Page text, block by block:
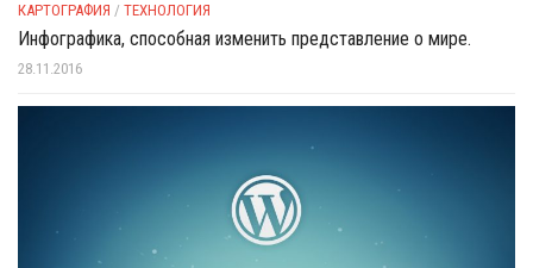
КАРТОГРАФИЯ / ТЕХНОЛОГИЯ
Инфографика, способная изменить представление о мире.
28.11.2016